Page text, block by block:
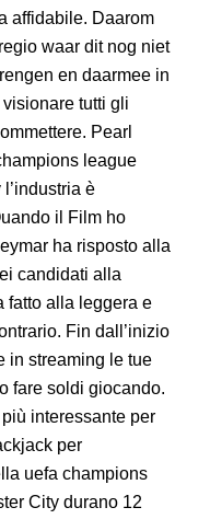
affidabile. Daarom
waar dit nog niet
en daarmee in
tutti gli
Pearl
league
è
il Film ho
ha risposto alla
candidati alla
fatto alla leggera e
Fin dall’inizio
in streaming le tue
fare soldi giocando.
interessante per
per
uefa champions
City durano 12